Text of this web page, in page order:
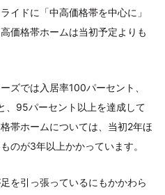
イドに「中高価格帯を中心に」
価格帯ホームは当初予定よりも
ズでは入居率100パーセント、
、95パーセント以上を達成して
帯ホームについては、当初2年ほ
のが3年以上かかっています。
を引っ張っているにもかかわら